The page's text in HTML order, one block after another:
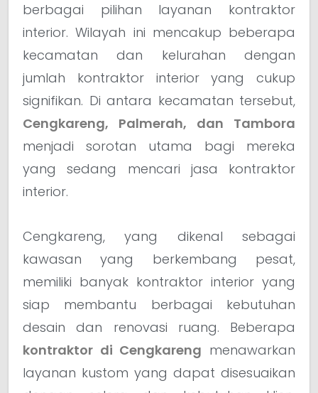
berbagai pilihan layanan kontraktor
interior. Wilayah ini mencakup beberapa
kecamatan dan kelurahan dengan
jumlah kontraktor interior yang cukup
signifikan. Di antara kecamatan tersebut,
Cengkareng, Palmerah, dan Tambora
menjadi sorotan utama bagi mereka
yang sedang mencari jasa kontraktor
interior.
Cengkareng, yang dikenal sebagai
kawasan yang berkembang pesat,
memiliki banyak kontraktor interior yang
siap membantu berbagai kebutuhan
desain dan renovasi ruang. Beberapa
kontraktor di Cengkareng menawarkan
layanan kustom yang dapat disesuaikan